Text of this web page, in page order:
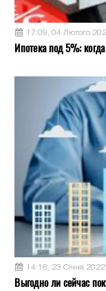
17:09, 04 Лютого
Ипотека под 5%:
14:18, 23 Січня 2022
Выгодно ли сейчас